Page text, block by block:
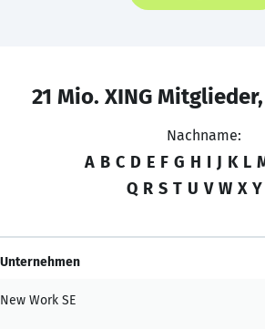
21 Mio. XING
Nachname:
A B C D E F G H I J K L
Q R S T U V W X Y
Unternehmen
New Work SE